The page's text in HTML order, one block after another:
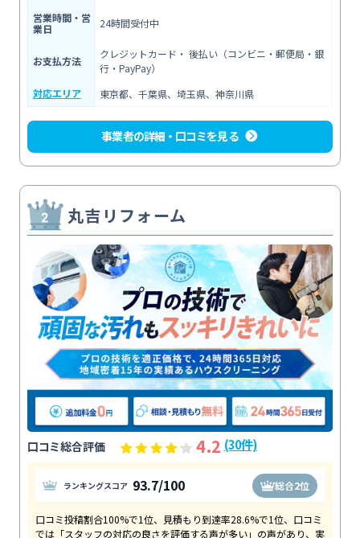
営業時間・営
業日
24時間受付中
お支払方法
クレジットカード・ 後払い（コンビニ・郵便局・銀
行・PayPay）
対応エリア
東京都、千葉県、埼玉県、神奈川県
事業者の詳細・口コミを見る
丸吉リフォーム
口コミ総合評価 4.2 (30件)
ランキングスコア 93.7/100 総合2位
口コミ投稿割合100%で1位、見積もり到達率28.6%で1位、口コミ
では「スタッフの対応の良さを評価する声が多い」の声があり、実